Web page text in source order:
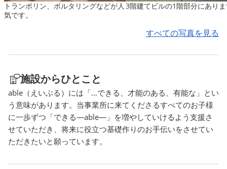
トランポリン、ボルタリングなどが人
気です。
3階建てビルの1階部分にあり
すべての写真を見る
施設からひとこと
able（えいぶる）には「…できる、才能のある、有能な」とい
う意味があります。当事業所に来てくださるすべてのお子様
に一歩ずつ「できる―able―」を増やしていけるよう支援さ
せていただき、将来に役立つ基礎作りのお手伝いをさせてい
ただきたいと願っています。